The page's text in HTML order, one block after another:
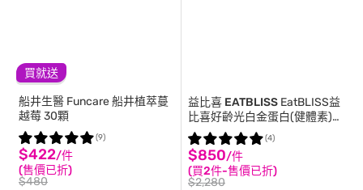
買就送
船井生醫 Funcare 船井植萃蔓
越莓 30顆
$422/件
(售價已折)
$480
(9)
益比喜 EATBLISS EatBLISS益
比喜好齡光白金蛋白(健體素)
(10包/盒)
$850/件
(買2件-售價已折)
$2,280
(4)